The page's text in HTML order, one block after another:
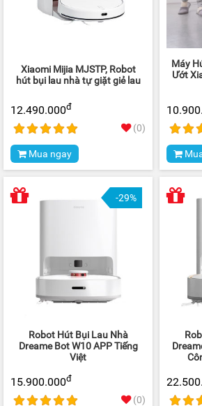
Xiaomi Mijia MJSTP, Robot
hút bụi lau nhà tự giặt giẻ lau
12.490.000đ
(0)
Mua ngay
Máy
Ướt
-29%
Robot Hút Bụi Lau Nhà
Dreame Bot W10 APP Tiếng
Việt
15.900.000đ
(0)